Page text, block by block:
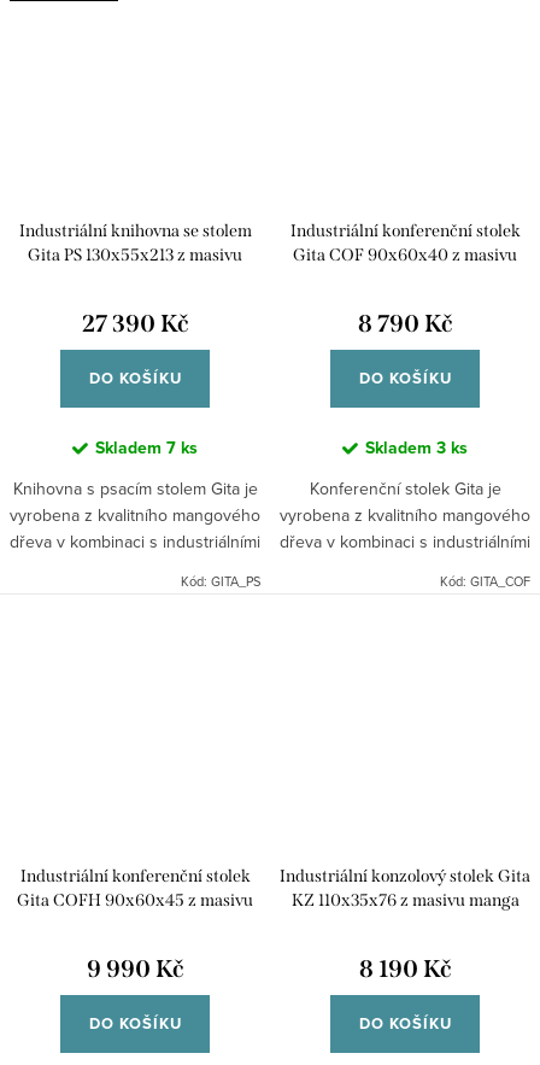
Industriální knihovna se stolem
Gita PS 130x55x213 z masivu
27 390 Kč
DO KOŠÍKU
Skladem 7 ks
Knihovna s psacím stolem Gita je
vyrobena z kvalitního mangového
dřeva v kombinaci s industriálními
vyzařuje teplo. Dodáváno v
Kód: GITA_PS
Industriální konferenční stolek
Gita COF 90x60x40 z masivu
8 790 Kč
DO KOŠÍKU
Skladem 3 ks
Konferenční stolek Gita je
vyrobena z kvalitního mangového
dřeva v kombinaci s industriálními
vyzařuje teplo. Indický industriální
Kód: GITA_COF
Industriální konferenční stolek
Gita COFH 90x60x45 z masivu
9 990 Kč
DO KOŠÍKU
Industriální konzolový stolek Gita
KZ 110x35x76 z masivu manga
8 190 Kč
DO KOŠÍKU